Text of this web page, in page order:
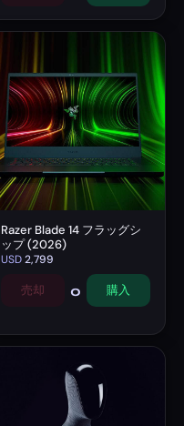
Razer Blade 14 フラッグシ
ップ (2026)
USD2,799
売却 0 購入